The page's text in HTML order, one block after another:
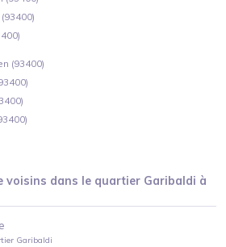
(93400)
voisins dans le quartier Garibaldi à
Garibaldi